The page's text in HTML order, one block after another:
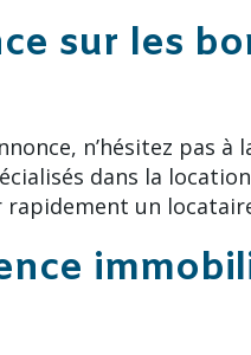
sur les
n’hésitez pas
dans la
rapidement un